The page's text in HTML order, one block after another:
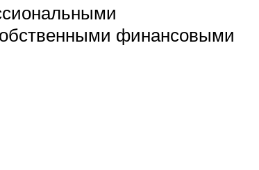
финансовыми